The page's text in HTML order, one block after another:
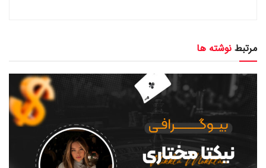
مرتبط نوشته ها